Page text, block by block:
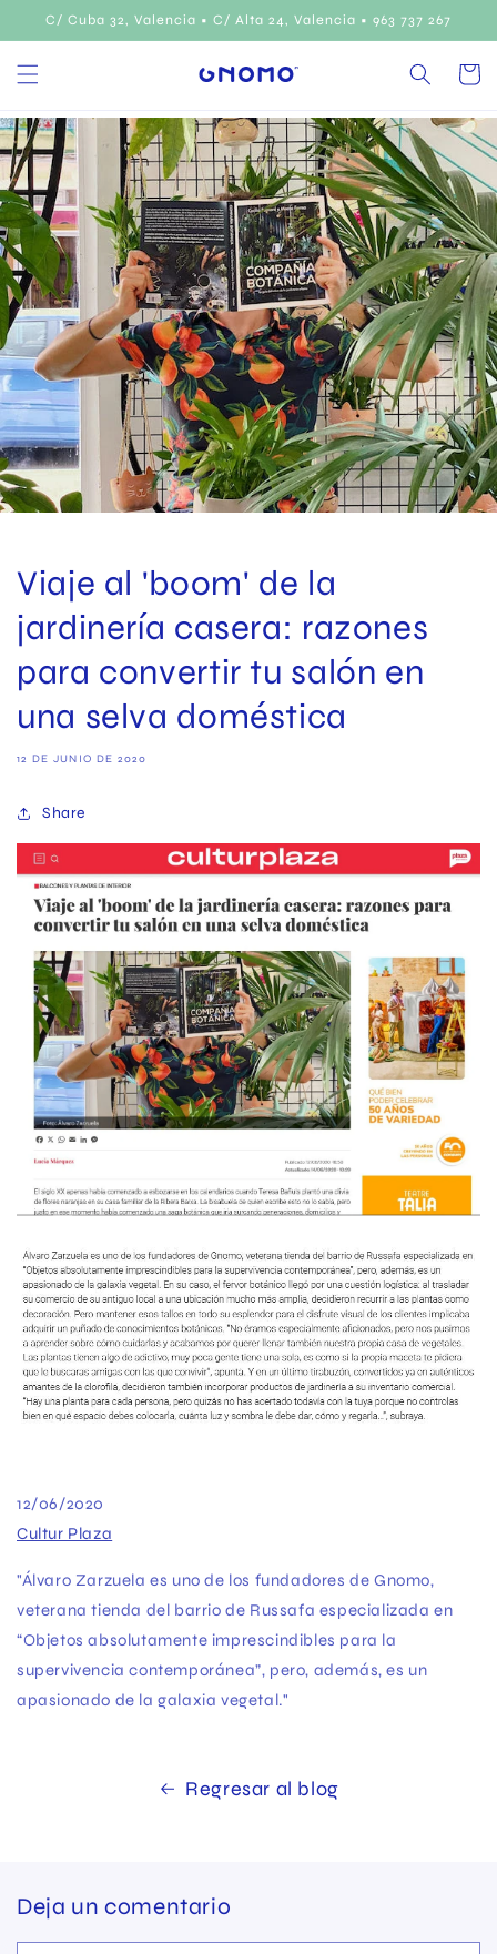
directamente
al contenido
C/ Cuba 32, Valencia • C/ Alta 24, Valencia • 963 737 267
Carrito
Viaje al 'boom' de la
jardinería casera: razones
para convertir tu salón en
una selva doméstica
12 DE JUNIO DE 2020
Share
12/06/2020
Cultur Plaza
"Álvaro Zarzuela es uno de los fundadores de Gnomo,
veterana tienda del barrio de Russafa especializada en
“Objetos absolutamente imprescindibles para la
supervivencia contemporánea”, pero, además, es un
apasionado de la galaxia vegetal."
Regresar al blog
Deja un comentario